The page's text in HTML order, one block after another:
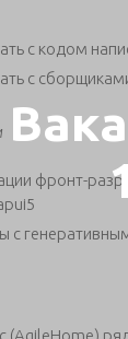
с кодом
с
фронт-
с